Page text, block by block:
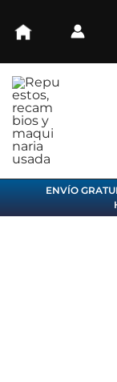
ENVÍO